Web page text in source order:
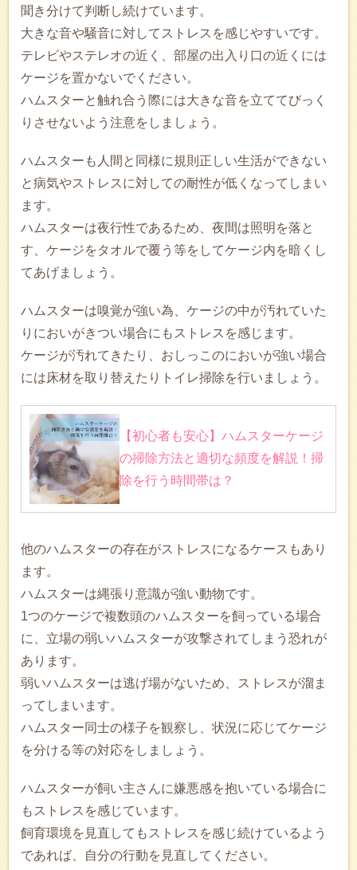
聞き分けて判断し続けています。
大きな音や騒音に対してストレスを感じやすいです。
テレビやステレオの近く、部屋の出入り口の近くには
ケージを置かないでください。
ハムスターと触れ合う際には大きな音を立ててびっく
りさせないよう注意をしましょう。
ハムスターも人間と同様に規則正しい生活ができない
と病気やストレスに対しての耐性が低くなってしまい
ます。
ハムスターは夜行性であるため、夜間は照明を落と
す、ケージをタオルで覆う等をしてケージ内を暗くし
てあげましょう。
ハムスターは嗅覚が強い為、ケージの中が汚れていた
りにおいがきつい場合にもストレスを感じます。
ケージが汚れてきたり、おしっこのにおいが強い場合
には床材を取り替えたりトイレ掃除を行いましょう。
【初心者も安心】ハムスターケージ
の掃除方法と適切な頻度を解説！掃
除を行う時間帯は？
他のハムスターの存在がストレスになるケースもあり
ます。
ハムスターは縄張り意識が強い動物です。
1つのケージで複数頭のハムスターを飼っている場合
に、立場の弱いハムスターが攻撃されてしまう恐れが
あります。
弱いハムスターは逃げ場がないため、ストレスが溜ま
ってしまいます。
ハムスター同士の様子を観察し、状況に応じてケージ
を分ける等の対応をしましょう。
ハムスターが飼い主さんに嫌悪感を抱いている場合に
もストレスを感じています。
飼育環境を見直してもストレスを感じ続けているよう
であれば、自分の行動を見直してください。